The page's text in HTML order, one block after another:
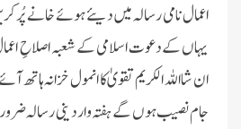
اعمال نامی رسالہ میں دیئے ہوئے خانے پُر
یہاں کے دعوت اسلامی کے شعبہ اصلاحِ
ان شا اللہ الکریم تقویٰ کا انمول خزانہ ہاتھ
جام نصیب ہوں گے ہفتہ وار دینی رسالہ ضرور